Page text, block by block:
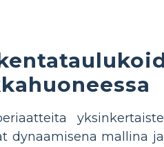
dynaamisena mallina